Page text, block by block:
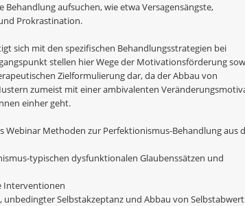
Behandlung aufsuchen, wie etwa Versagensängste,
Prokrastination.
sich mit den spezifischen Behandlungsstrategien bei
stellen hier Wege der Motivationsförderung
Zielformulierung dar, da der Abbau von
zumeist mit einer ambivalenten
einher geht.
Webinar Methoden zur Perfektionismus-Behandlung aus
typischen dysfunktionalen Glaubenssätzen und
Interventionen
unbedingter Selbstakzeptanz und Abbau von